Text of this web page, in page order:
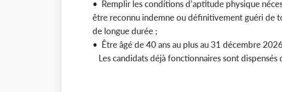
• Remplir les conditions d’aptitude physique
être reconnu indemne ou définitivement guéri de
de longue durée ;
• Être âgé de 40 ans au plus au 31 décembre
Les candidats déjà fonctionnaires sont